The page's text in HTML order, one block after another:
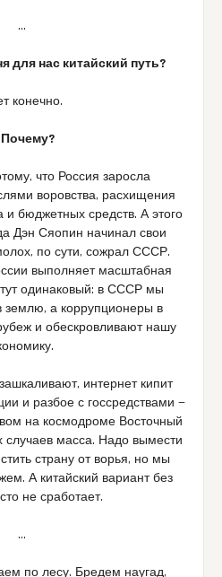
…
для нас китайский путь?
конечно.
что Россия заросла
воровства, расхищения
и бюджетных средств. А этого
Дэн Сяопин начинал свои
по сути, сожрал СССР.
выполняет масштабная
одинаковый: в СССР мы
землю, а коррупционеры в
и обескровливают нашу
интернет кипит
и разбое с госсредствами —
на космодроме Восточный
случаев масса. Надо вымести
страну от ворья, но мы
А китайский вариант без
не сработает.
…
по лесу. Бредем наугад,